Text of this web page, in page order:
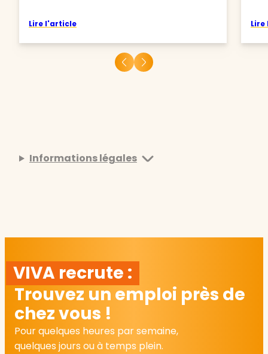
Lire l'article
Informations légales
VIVA recrute :
Trouvez un emploi près de
chez vous !
Pour quelques heures par semaine,
quelques jours ou à temps plein.